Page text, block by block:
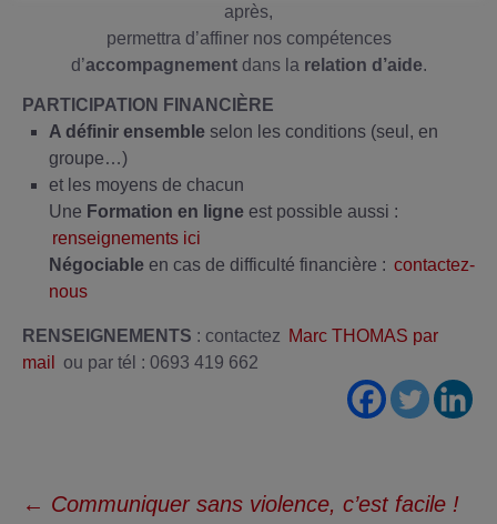
après,
permettra d’affiner nos compétences
d’accompagnement dans la relation d’aide.
PARTICIPATION FINANCIÈRE
A définir ensemble selon les conditions (seul, en
groupe…)
et les moyens de chacun
Une Formation en ligne est possible aussi :
renseignements ici
Négociable en cas de difficulté financière : contactez-
nous
RENSEIGNEMENTS : contactez Marc THOMAS par
mail
ou par tél : 0693 419 662
Navigation
← Communiquer sans violence, c’est facile !